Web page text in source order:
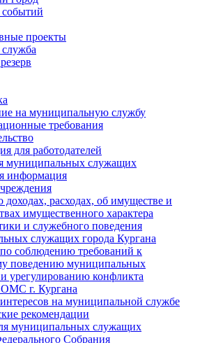
событий
проекты
на муниципальную службу
требования
для работодателей
муниципальных служащих
информация
доходах, расходах, об имуществе и
имущественного характера
и служебного поведения
служащих города Кургана
соблюдению требований к
поведению муниципальных
урегулированию конфликта
ОМС г. Кургана
на муниципальной службе
рекомендации
муниципальных служащих
Cобрания